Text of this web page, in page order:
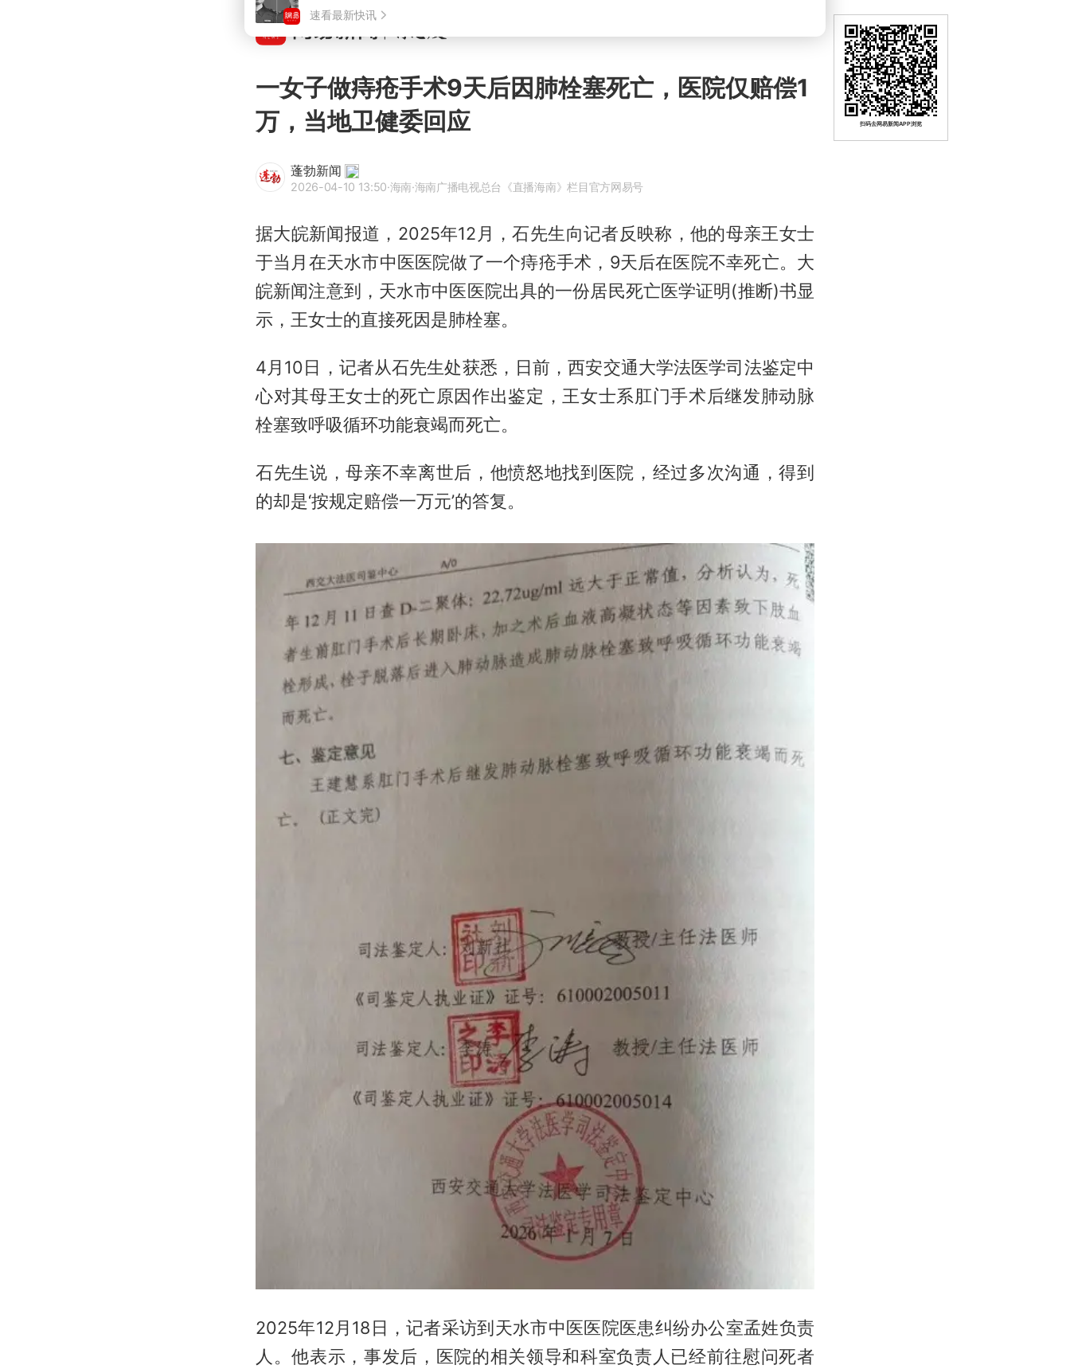
一女子做痔疮手术9天后因肺栓塞死亡，医院仅赔偿1
万，当地卫健委回应
蓬勃新闻
2026-04-10 13:50·海南·海南广播电视总台《直播海南》栏目官方网易号
据大皖新闻报道，2025年12月，石先生向记者反映称，他的母亲王女士
于当月在天水市中医医院做了一个痔疮手术，9天后在医院不幸死亡。大
皖新闻注意到，天水市中医医院出具的一份居民死亡医学证明(推断)书显
示，王女士的直接死因是肺栓塞。
4月10日，记者从石先生处获悉，日前，西安交通大学法医学司法鉴定中
心对其母王女士的死亡原因作出鉴定，王女士系肛门手术后继发肺动脉
栓塞致呼吸循环功能衰竭而死亡。
石先生说，母亲不幸离世后，他愤怒地找到医院，经过多次沟通，得到
的却是‘按规定赔偿一万元’的答复。
2025年12月18日，记者采访到天水市中医医院医患纠纷办公室孟姓负责
人。他表示，事发后，医院的相关领导和科室负责人已经前往慰问死者
扫码去网易新闻APP浏览